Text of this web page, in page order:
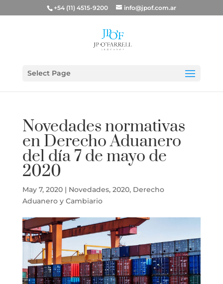
+54 (11) 4515-9200 info@jpof.com.ar
Select Page
Novedades normativas
en Derecho Aduanero
del día 7 de mayo de
2020
May 7, 2020| Novedades, 2020, Derecho
Aduanero y Cambiario